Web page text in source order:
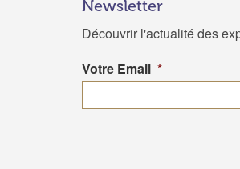
Newsletter
Découvrir l'actualité des
Votre Email *